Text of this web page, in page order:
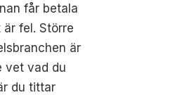
får betala
fel. Större
är
vet vad du
du tittar